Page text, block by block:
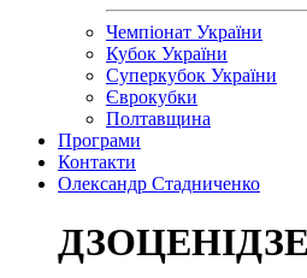
Чемпіонат України
Кубок України
Суперкубок України
Єврокубки
Полтавщина
Програми
Контакти
Олександр Стадниченко
ДЗОЦЕНІДЗЕ